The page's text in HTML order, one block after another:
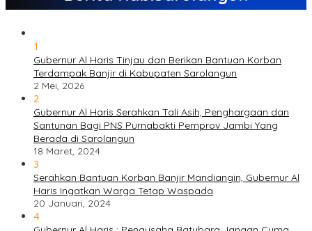
1
Gubernur Al Haris Tinjau dan Berikan Bantuan Korban
Terdampak Banjir di Kabupaten Sarolangun
2 Mei, 2026
2
Gubernur Al Haris Serahkan Tali Asih, Penghargaan dan
Santunan Bagi PNS Purnabakti Pemprov Jambi Yang
Berada di Sarolangun
18 Maret, 2024
3
Serahkan Bantuan Korban Banjir Mandiangin, Gubernur Al
Haris Ingatkan Warga Tetap Waspada
20 Januari, 2024
4